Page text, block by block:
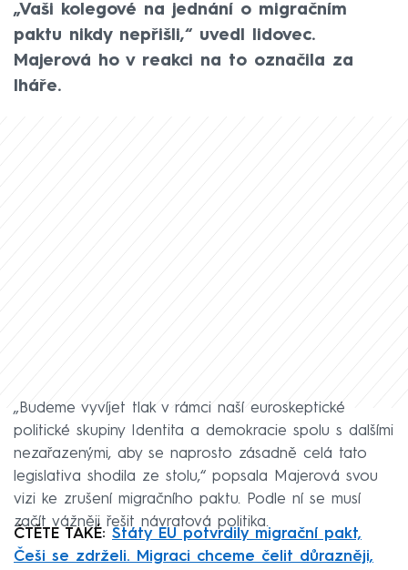
„Vaši kolegové na jednání o migračním
paktu nikdy nepřišli,“ uvedl lidovec.
Majerová ho v reakci na to označila za
lháře.
„Budeme vyvíjet tlak v rámci naší euroskeptické
politické skupiny Identita a demokracie spolu s dalšími
nezařazenými, aby se naprosto zásadně celá tato
legislativa shodila ze stolu,“ popsala Majerová svou
vizi ke zrušení migračního paktu. Podle ní se musí
začít vážněji řešit návratová politika.
ČTĚTE TAKÉ: Státy EU potvrdily migrační pakt,
Češi se zdrželi. Migraci chceme čelit důrazněji,